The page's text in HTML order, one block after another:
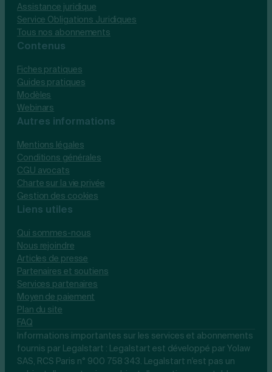
Assistance juridique
Service Obligations Juridiques
Tous nos abonnements
Contenus
Fiches pratiques
Guides pratiques
Modèles
Webinars
Autres informations
Mentions légales
Conditions générales
CGU avocats
Charte sur la vie privée
Gestion des cookies
Liens utiles
Qui sommes-nous
Nous rejoindre
Articles de presse
Partenaires et soutiens
Services partenaires
Moyen de paiement
Plan du site
FAQ
Informations importantes sur les services et abonnements
fournis par Legalstart : Legalstart est développé par Yolaw
SAS, RCS Paris n° 900 758 343. Legalstart n'est pas un